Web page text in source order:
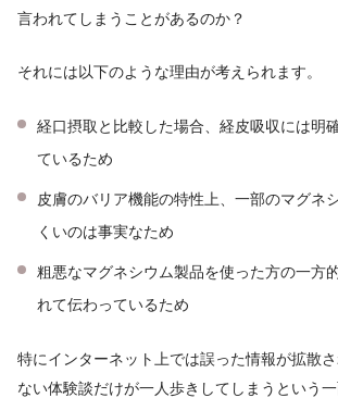
言われてしまうことがあるのか？
それには以下のような理由が考えられます。
経口摂取と比較した場合、経皮吸収には明
ているため
皮膚のバリア機能の特性上、一部のマグネ
くいのは事実なため
粗悪なマグネシウム製品を使った方の一方
れて伝わっているため
特にインターネット上では誤った情報が拡散
ない体験談だけが一人歩きしてしまうという一